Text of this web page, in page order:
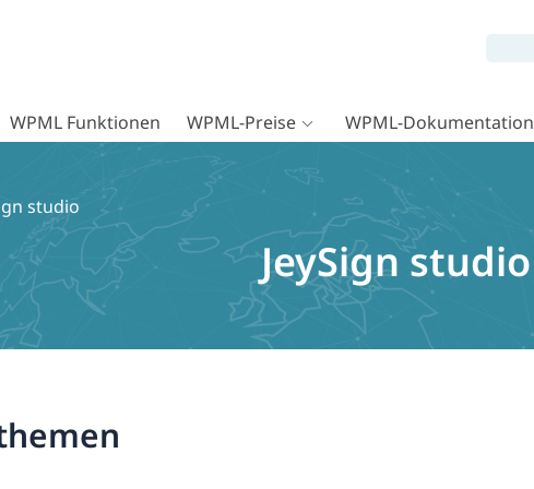
WPML Funktionen WPML-Preise WPML-Dokumentation
studio
JeySign studio